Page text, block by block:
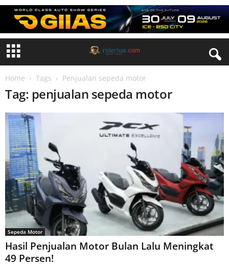
Home Tags Penjualan sepeda motor
Tag: penjualan sepeda motor
Sepeda Motor
Hasil Penjualan Motor Bulan Lalu Meningkat
49 Persen!